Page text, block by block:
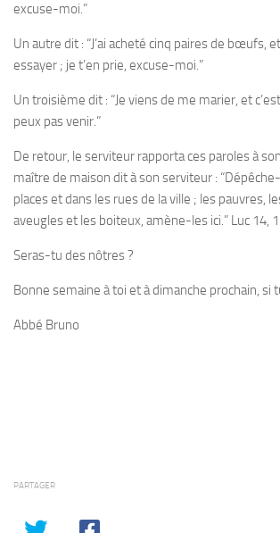
excuse-moi.”
Un autre dit : “J’ai acheté cinq paires de bœufs,
essayer ; je t’en prie, excuse-moi.”
Un troisième dit : “Je viens de me marier, et
peux pas venir.”
De retour, le serviteur rapporta ces paroles à
maître de maison dit à son serviteur :
places et dans les rues de la ville ; les pauvres,
aveugles et les boiteux, amène-les ici.” Luc 14,
Seras-tu des nôtres ?
Bonne semaine à toi et à dimanche prochain, si
Abbé Bruno
PARTAGER